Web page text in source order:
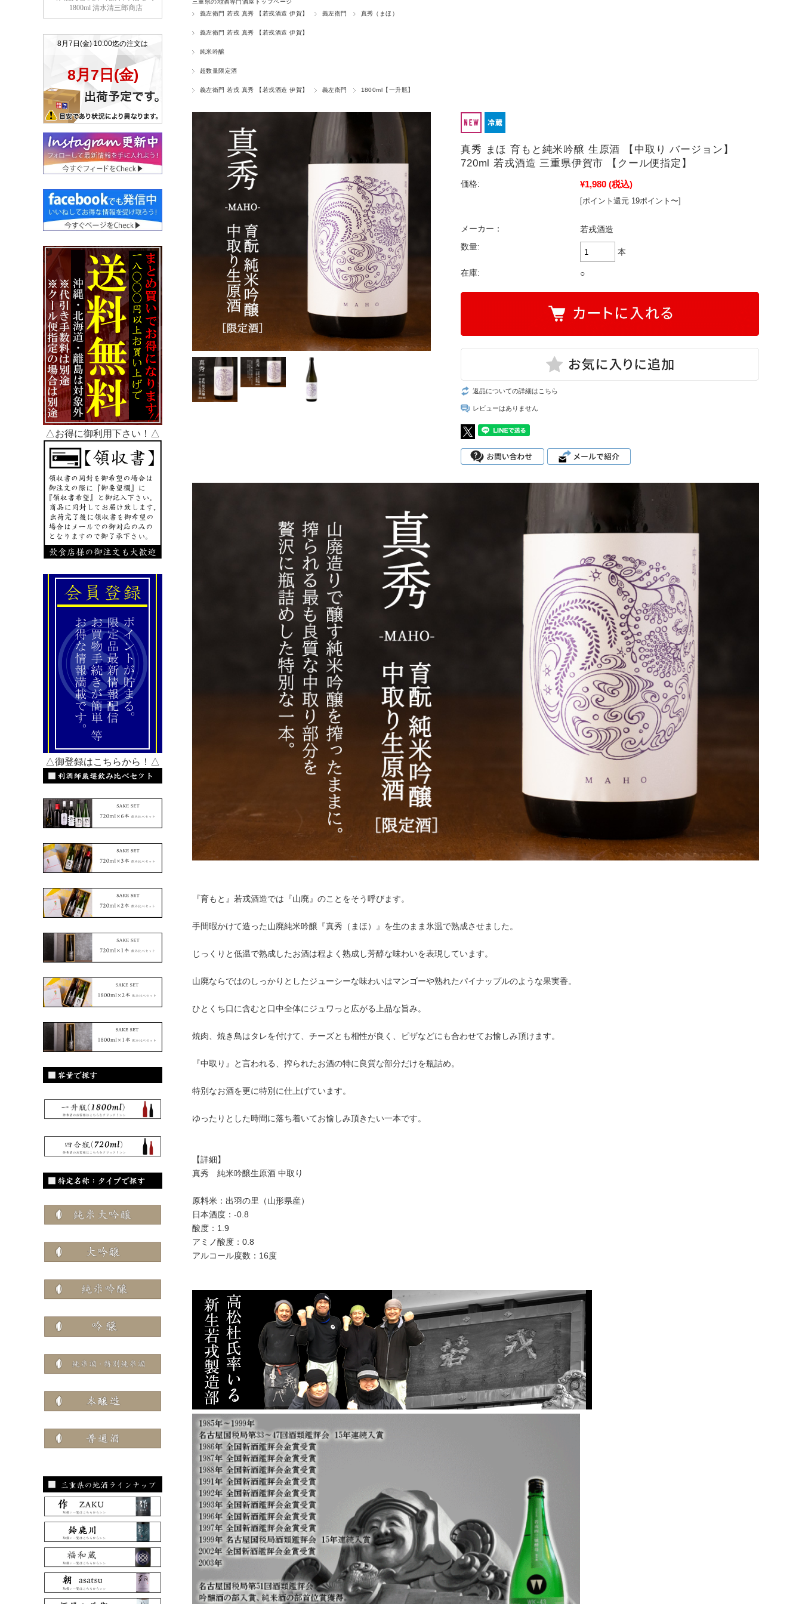
三重県の地酒専門酒屋トップページ
義左衛門 若戎 真秀 【若戎酒造 伊賀】
義左衛門 真秀（まほ）
義左衛門 若戎 真秀 【若戎酒造 伊賀】
純米吟醸
超数量限定酒
義左衛門 若戎 真秀 【若戎酒造 伊賀】 義左衛門 1800ml【一升瓶】
真秀 まほ 育もと純米吟醸 生原酒 【中取り バージョン】
720ml 若戎酒造 三重県伊賀市 【クール便指定】
価格: ¥1,980 (税込)
[ポイント還元 19ポイント〜]
メーカー：
若戎酒造
数量:
本
在庫: ○
返品についての詳細はこちら
レビューはありません
『育もと』若戎酒造では『山廃』のことをそう呼びます。
手間暇かけて造った山廃純米吟醸『真秀（まほ）』を生のまま氷温で熟成させました。
じっくりと低温で熟成したお酒は程よく熟成し芳醇な味わいを表現しています。
山廃ならではのしっかりとしたジューシーな味わいはマンゴーや熟れたパイナップルのような果実香。
ひとくち口に含むと口中全体にジュワっと広がる上品な旨み。
焼肉、焼き鳥はタレを付けて、チーズとも相性が良く、ピザなどにも合わせてお愉しみ頂けます。
『中取り』と言われる、搾られたお酒の特に良質な部分だけを瓶詰め。
特別なお酒を更に特別に仕上げています。
ゆったりとした時間に落ち着いてお愉しみ頂きたい一本です。
【詳細】
真秀 純米吟醸生原酒 中取り
原料米：出羽の里（山形県産）
日本酒度：-0.8
酸度：1.9
アミノ酸度：0.8
アルコール度数：16度
△お得に御利用下さい！△
△御登録はこちらから！△